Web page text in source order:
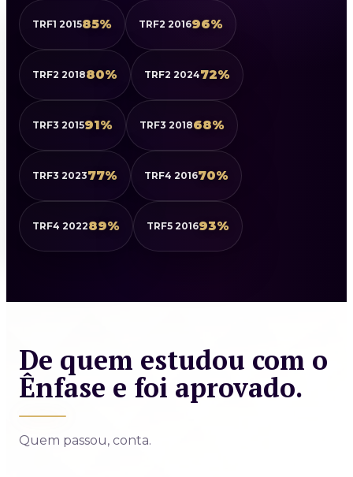
TRF1 201585% TRF2 201696%
TRF2 201880% TRF2 202472%
TRF3 201591% TRF3 201868%
TRF3 202377% TRF4 201670%
TRF4 202289% TRF5 201693%
De quem estudou com o
Ênfase e foi aprovado.
Quem passou, conta.